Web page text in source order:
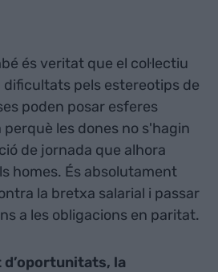
és veritat que el col·lectiu
dificultats pels estereotips de
poden posar esferes
les dones no s'hagin
de jornada que alhora
homes. És absolutament
la bretxa salarial i passar
a les obligacions en paritat.
la